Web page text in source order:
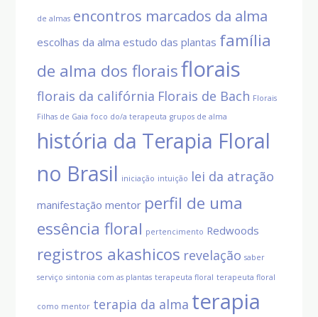
de almas encontros marcados da alma
escolhas da alma estudo das plantas família
de alma dos floraisflorais
florais da califórnia Florais de Bach Florais
Filhas de Gaia foco do/a terapeuta grupos de alma
história da Terapia Floral
no Brasil iniciação intuição lei da atração
manifestação mentor perfil de uma
essência floral pertencimento Redwoods
registros akashicos revelação saber
serviço sintonia com as plantas terapeuta floral terapeuta floral
como mentor terapia da alma terapia